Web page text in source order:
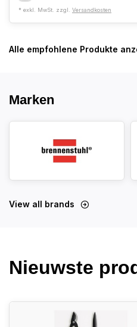
* exkl. MwSt. zzgl. Versandkosten
Alle empfohlene Produkte
Marken
View all brands
Nieuwste